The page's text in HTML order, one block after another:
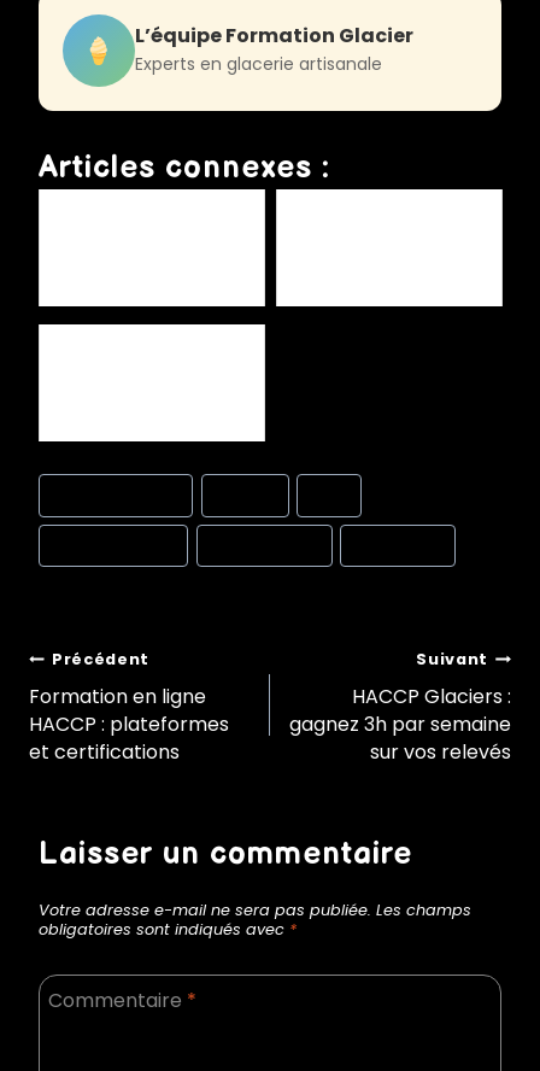
L’équipe Formation Glacier
Experts en glacerie artisanale
Articles connexes :
Post
Tags:
Navigation
de
l’article
Précédent
Formation en ligne
HACCP : plateformes
et certifications
Suivant
HACCP Glaciers :
gagnez 3h par semaine
sur vos relevés
Laisser un commentaire
Votre adresse e-mail ne sera pas publiée. Les champs
obligatoires sont indiqués avec *
Commentaire *